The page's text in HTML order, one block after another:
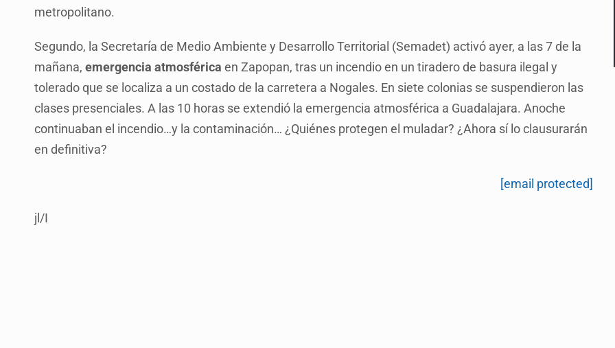
metropolitano.
Segundo, la Secretaría de Medio Ambiente y Desarrollo Territorial (Semadet) activó ayer, a las 7 de la
mañana, emergencia atmosférica en Zapopan, tras un incendio en un tiradero de basura ilegal y
tolerado que se localiza a un costado de la carretera a Nogales. En siete colonias se suspendieron las
clases presenciales. A las 10 horas se extendió la emergencia atmosférica a Guadalajara. Anoche
continuaban el incendio…y la contaminación… ¿Quiénes protegen el muladar? ¿Ahora sí lo clausurarán
en definitiva?
[email protected]
jl/I